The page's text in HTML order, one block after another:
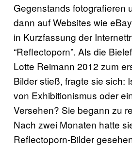
Gegenstands fotografieren
dann auf Websites wie
in Kurzfassung der
“Reflectoporn”. Als die
Lotte Reimann 2012 zum
Bilder stieß, fragte sie sich:
von Exhibitionismus oder
Versehen? Sie begann zu
Nach zwei Monaten hatte
Reflectoporn-Bilder